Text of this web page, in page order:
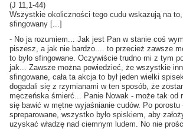
(J 11,1-44)
Wszystkie okoliczności tego cudu wskazują na to,
sfingowany [...]
- No ja rozumiem... Jak jest Pan w stanie coś
piszesz, a jak nie bardzo.... to przecież zawsze
to było sfingowane. Oczywiście trudno mi z tym
jak... Zawsze można powiedzieć, że wszystkie
sfingowane, cała ta akcja to był jeden wielki
dogadali się z rzymianami w ten sposób, że
męczeńska śmierć... Panie Nowak - może tak od
się bawić w mętne wyjaśnianie cudów. Po porostu
spreparowane, wszystko było spiskiem, aby
uzyskać władzę nad ciemnym ludem. No nie